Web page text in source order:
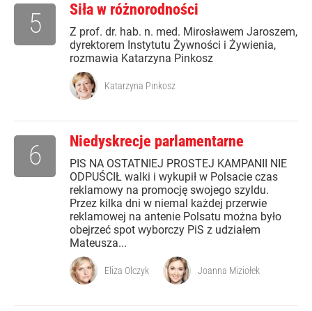
Siła w różnorodności
Z prof. dr. hab. n. med. Mirosławem Jaroszem,
dyrektorem Instytutu Żywności i Żywienia,
rozmawia Katarzyna Pinkosz
5
Katarzyna Pinkosz
Niedyskrecje parlamentarne
PIS NA OSTATNIEJ PROSTEJ KAMPANII NIE
ODPUŚCIŁ walki i wykupił w Polsacie czas
reklamowy na promocję swojego szyldu.
Przez kilka dni w niemal każdej przerwie
reklamowej na antenie Polsatu można było
obejrzeć spot wyborczy PiS z udziałem
Mateusza...
6
Eliza Olczyk Joanna Miziołek